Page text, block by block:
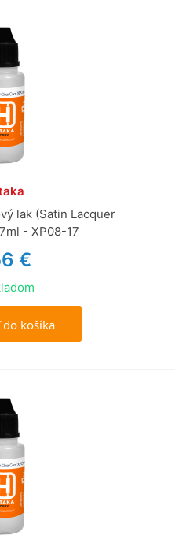
lak (Satin Lacquer
- XP08-17
€
do košíka